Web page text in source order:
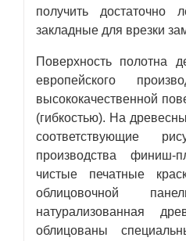
получить достаточно
закладные для врезки
Поверхность полотна
европейского
высококачественной
(гибкостью). На
соответствующие
производства финиш-
чистые печатные
облицовочной
натурализованная
облицованы